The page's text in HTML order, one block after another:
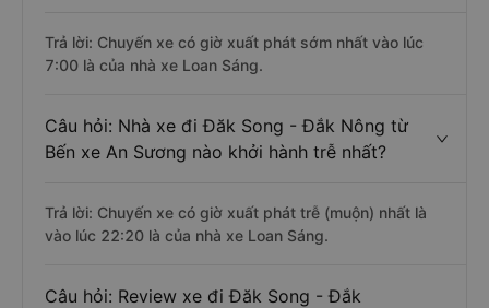
Trả lời: Chuyến xe có giờ xuất phát sớm nhất vào lúc
7:00 là của nhà xe Loan Sáng.
Câu hỏi: Nhà xe đi Đăk Song - Đắk Nông từ
Bến xe An Sương nào khởi hành trễ nhất?
Trả lời: Chuyến xe có giờ xuất phát trễ (muộn) nhất là
vào lúc 22:20 là của nhà xe Loan Sáng.
Câu hỏi: Review xe đi Đăk Song - Đắk